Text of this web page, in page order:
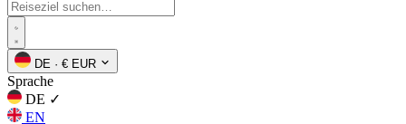
DE · € EUR
Sprache
DE ✓
EN